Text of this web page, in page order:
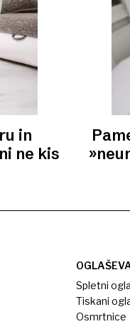
in
ne kis
Spletni
Tiskani
Osmrtnice